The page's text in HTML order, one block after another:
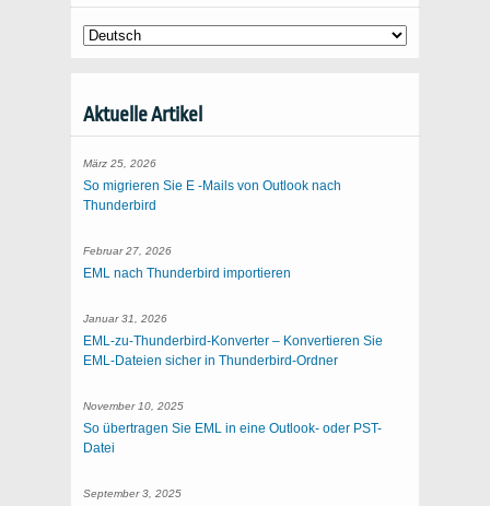
Aktuelle Artikel
März 25, 2026
So migrieren Sie E -Mails von Outlook nach
Thunderbird
Februar 27, 2026
EML nach Thunderbird importieren
Januar 31, 2026
EML-zu-Thunderbird-Konverter – Konvertieren Sie
EML-Dateien sicher in Thunderbird-Ordner
November 10, 2025
So übertragen Sie EML in eine Outlook- oder PST-
Datei
September 3, 2025